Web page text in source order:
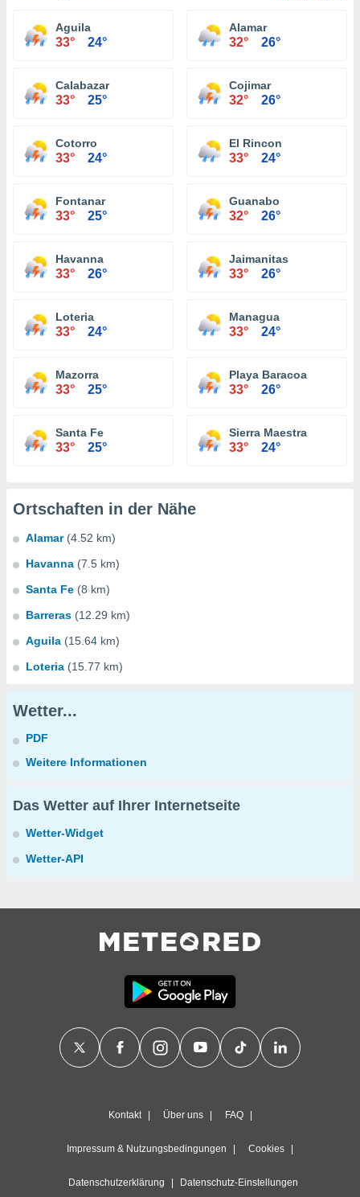
Aguila
33° 24°
Alamar
32° 26°
Calabazar
33° 25°
Cojimar
32° 26°
Cotorro
33° 24°
El Rincon
33° 24°
Fontanar
33° 25°
Guanabo
32° 26°
Havanna
33° 26°
Jaimanitas
33° 26°
Loteria
33° 24°
Managua
33° 24°
Mazorra
33° 25°
Playa Baracoa
33° 26°
Santa Fe
33° 25°
Sierra Maestra
33° 24°
Ortschaften in der Nähe
Alamar (4.52 km)
Havanna (7.5 km)
Santa Fe (8 km)
Barreras (12.29 km)
Aguila (15.64 km)
Loteria (15.77 km)
Wetter...
PDF
Weitere Informationen
Das Wetter auf Ihrer Internetseite
Wetter-Widget
Wetter-API
Kontakt Über uns FAQ
Impressum & Nutzungsbedingungen Cookies
Datenschutzerklärung Datenschutz-Einstellungen